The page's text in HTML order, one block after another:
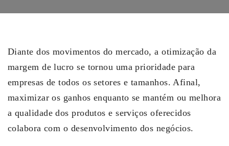
Diante dos movimentos do mercado, a otimização da
margem de lucro se tornou uma prioridade para
empresas de todos os setores e tamanhos. Afinal,
maximizar os ganhos enquanto se mantém ou melhora
a qualidade dos produtos e serviços oferecidos
colabora com o desenvolvimento dos negócios.